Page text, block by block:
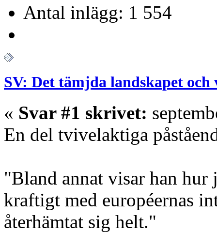
Antal inlägg: 1 554
SV: Det tämjda landskapet
« Svar #1 skrivet:
En del tvivelaktiga
"Bland annat visar han
kraftigt med européernas
återhämtat sig helt."